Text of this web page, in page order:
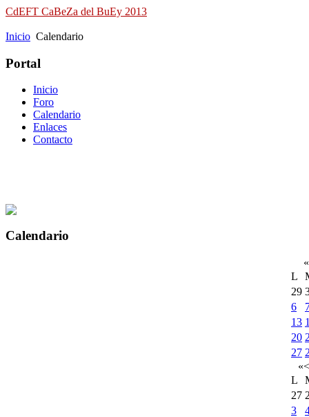
CdEFT CaBeZa del BuEy 2013
Inicio Calendario
Portal
Inicio
Foro
Calendario
Enlaces
Contacto
Calendario
«
L
29
6
13
20
27
«<
L
27
3